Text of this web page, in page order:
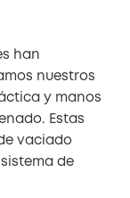
han
nuestros
y manos
Estas
vaciado
de